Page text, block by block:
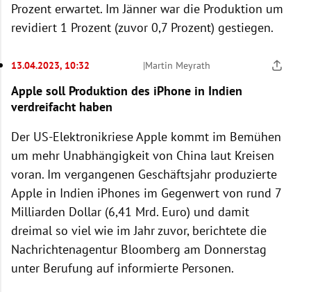
Prozent erwartet. Im Jänner war die Produktion um
revidiert 1 Prozent (zuvor 0,7 Prozent) gestiegen.
13.04.2023, 10:32 |Martin Meyrath
Apple soll Produktion des iPhone in Indien
verdreifacht haben
Der US-Elektronikriese Apple kommt im Bemühen
um mehr Unabhängigkeit von China laut Kreisen
voran. Im vergangenen Geschäftsjahr produzierte
Apple in Indien iPhones im Gegenwert von rund 7
Milliarden Dollar (6,41 Mrd. Euro) und damit
dreimal so viel wie im Jahr zuvor, berichtete die
Nachrichtenagentur Bloomberg am Donnerstag
unter Berufung auf informierte Personen.